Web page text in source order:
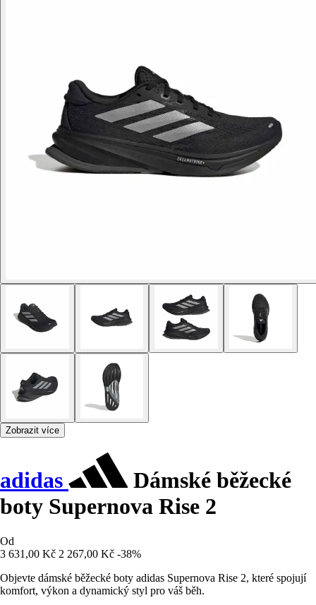
Zobrazit více
adidas
Dámské běžecké
boty Supernova Rise 2
Od
3 631,00 Kč 2 267,00 Kč -38%
Objevte dámské běžecké boty adidas Supernova Rise 2, které spojují
komfort, výkon a dynamický styl pro váš běh.